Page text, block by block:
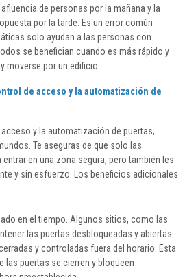
de personas por la mañana y la
por la tarde. Es un error común
solo ayudan a las personas con
se benefician cuando es más rápido y
moverse por un edificio.
de acceso y la automatización de
y la automatización de puertas,
Te aseguras de que solo las
en una zona segura, pero también les
y sin esfuerzo. Los beneficios adicionales
en el tiempo. Algunos sitios, como las
las puertas desbloqueadas y abiertas
y controladas fuera del horario. Esta
las puertas se cierren y bloqueen